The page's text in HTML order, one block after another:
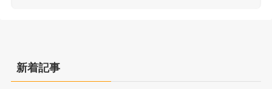
新着記事